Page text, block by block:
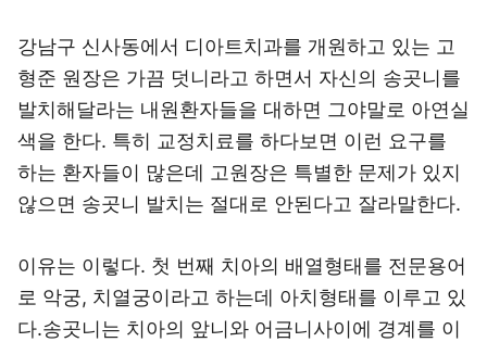
강남구 신사동에서 디아트치과를 개원하고 있는 고
형준 원장은 가끔 덧니라고 하면서 자신의 송곳니를
발치해달라는 내원환자들을 대하면 그야말로 아연실
색을 한다. 특히 교정치료를 하다보면 이런 요구를
하는 환자들이 많은데 고원장은 특별한 문제가 있지
않으면 송곳니 발치는 절대로 안된다고 잘라말한다.
이유는 이렇다. 첫 번째 치아의 배열형태를 전문용어
로 악궁, 치열궁이라고 하는데 아치형태를 이루고 있
다.송곳니는 치아의 앞니와 어금니사이에 경계를 이